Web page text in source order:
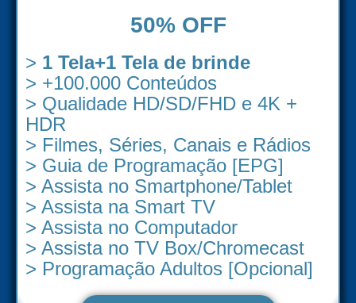
50% OFF
> 1 Tela+1 Tela de brinde
> +100.000 Conteúdos
> Qualidade HD/SD/FHD e 4K +
HDR
> Filmes, Séries, Canais e Rádios
> Guia de Programação [EPG]
> Assista no Smartphone/Tablet
> Assista na Smart TV
> Assista no Computador
> Assista no TV Box/Chromecast
> Programação Adultos [Opcional]